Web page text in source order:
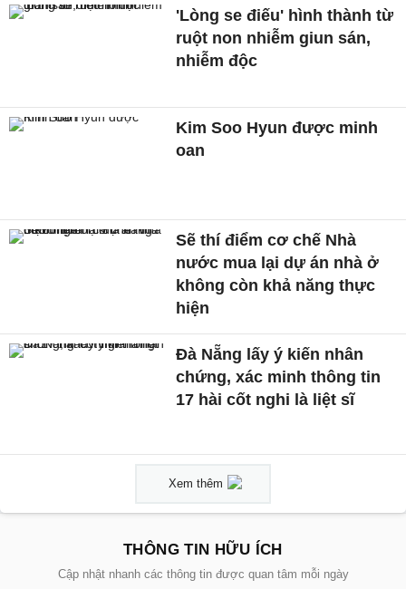
'Lòng se điếu' hình thành từ
ruột non nhiễm giun sán,
nhiễm độc
Kim Soo Hyun được minh
oan
Sẽ thí điểm cơ chế Nhà
nước mua lại dự án nhà ở
không còn khả năng thực
hiện
Đà Nẵng lấy ý kiến nhân
chứng, xác minh thông tin
17 hài cốt nghi là liệt sĩ
Xem thêm
THÔNG TIN HỮU ÍCH
Cập nhật nhanh các thông tin được quan tâm mỗi ngày